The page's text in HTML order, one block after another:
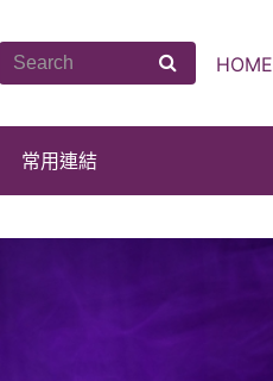
HOME
常用連結